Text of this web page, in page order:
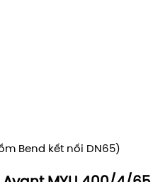
Bend kết nối DN65)